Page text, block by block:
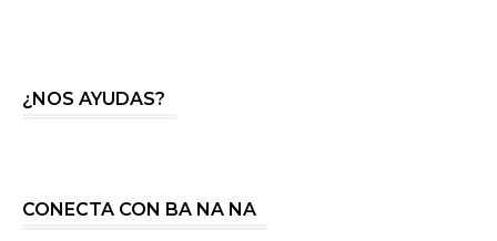
¿NOS AYUDAS?
CONECTA CON BA NA NA